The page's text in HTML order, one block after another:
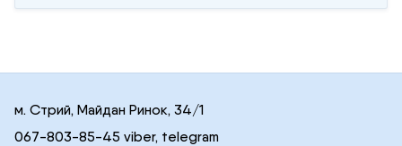
м. Стрий, Майдан Ринок, 34/1
067-803-85-45 viber, telegram